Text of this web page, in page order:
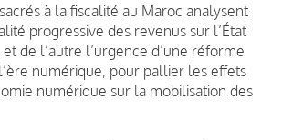
à la fiscalité au Maroc analysent
progressive des revenus sur l’État
et de l’autre l’urgence d’une réforme
numérique, pour pallier les effets
numérique sur la mobilisation des